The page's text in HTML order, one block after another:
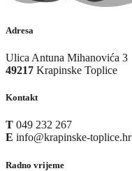
Adresa
Ulica Antuna Mihanovića 3
49217 Krapinske Toplice
Kontakt
T 049 232 267
E info@krapinske-toplice.hr
Radno vrijeme